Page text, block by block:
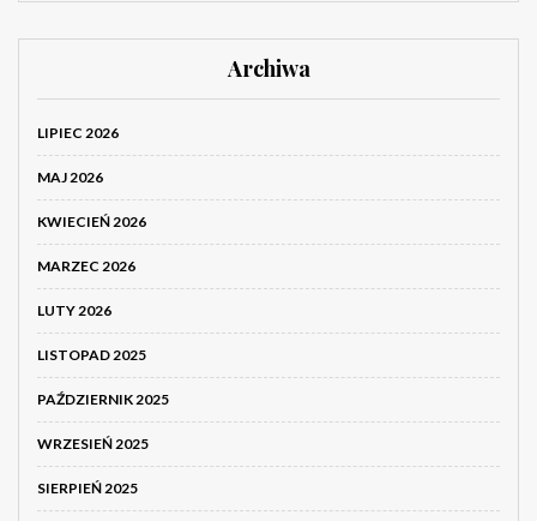
Archiwa
LIPIEC 2026
MAJ 2026
KWIECIEŃ 2026
MARZEC 2026
LUTY 2026
LISTOPAD 2025
PAŹDZIERNIK 2025
WRZESIEŃ 2025
SIERPIEŃ 2025